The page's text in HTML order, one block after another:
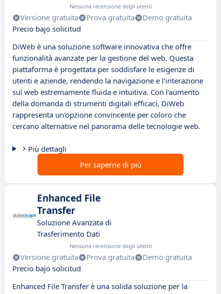
Nessuna recensione degli utenti
Versione gratuita Prova gratuita
Demo gratuita
Precio bajo solicitud
DiWeb è una soluzione software innovativa che offre
funzionalità avanzate per la gestione del web. Questa
piattaforma è progettata per soddisfare le esigenze di
utenti e aziende, rendendo la navigazione e l'interazione
sul web estremamente fluida e intuitiva. Con l'aumento
della domanda di strumenti digitali efficaci, DiWeb
rappresenta un'opzione convincente per coloro che
cercano alternative nel panorama delle tecnologie web.
Più dettagli
Per saperne di più
Enhanced File
Transfer
Soluzione Avanzata di
Trasferimento Dati
Nessuna recensione degli utenti
Versione gratuita Prova gratuita
Demo gratuita
Precio bajo solicitud
Enhanced File Transfer è una solida soluzione per la